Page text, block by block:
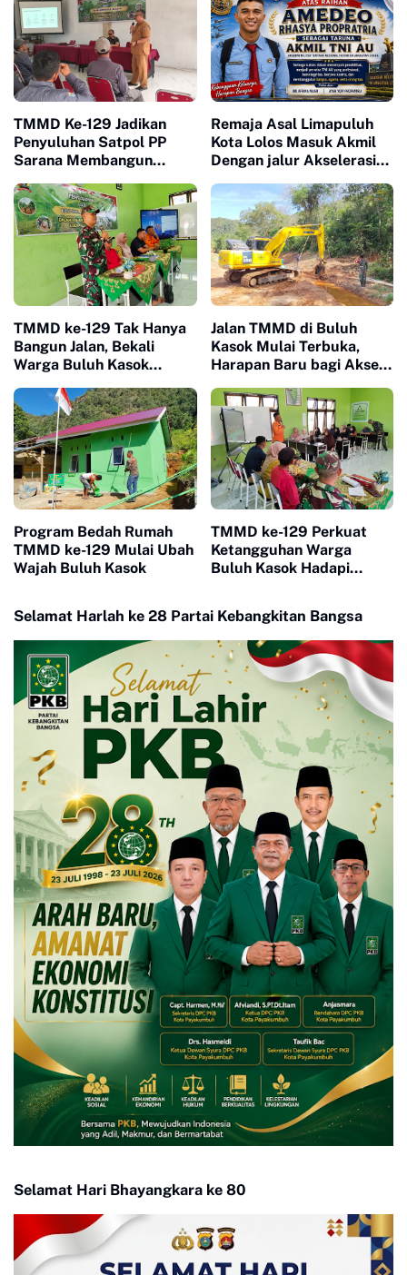
TMMD Ke-129 Jadikan
Penyuluhan Satpol PP
Sarana Membangun
Ketertiban
Remaja Asal Limapuluh
Kota Lolos Masuk Akmil
Dengan jalur Akselerasi
TMMD ke-129 Tak Hanya
Bangun Jalan, Bekali
Warga Buluh Kasok
Bencana
Jalan TMMD di Buluh
Kasok Mulai Terbuka,
Harapan Baru bagi Akses
Program Bedah Rumah
TMMD ke-129 Mulai Ubah
Wajah Buluh Kasok
TMMD ke-129 Perkuat
Ketangguhan Warga
Buluh Kasok Hadapi
Selamat Harlah ke 28 Partai Kebangkitan Bangsa
Selamat Hari Bhayangkara ke 80